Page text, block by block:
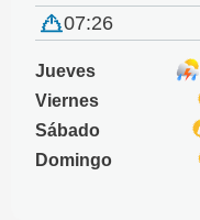
07:26
Jueves
Viernes
Sábado
Domingo